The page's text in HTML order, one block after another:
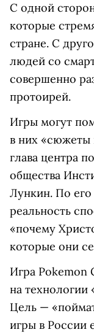
С одной
которые
стране. С
людей со
совершенно
протоирей.
Игры могут
в них «сюжеты
глава центра
общества
Лункин. По его
реальность
«почему
которые они
Игра Pokemon
на технологии
Цель —
игры в России